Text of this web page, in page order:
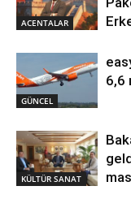
ACENTALAR
GÜNCEL
6,6
KÜLTÜR SANAT